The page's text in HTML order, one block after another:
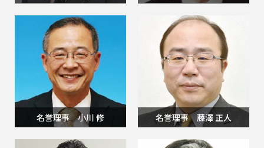
名誉理事 小川 修 名誉理事 藤澤 正人